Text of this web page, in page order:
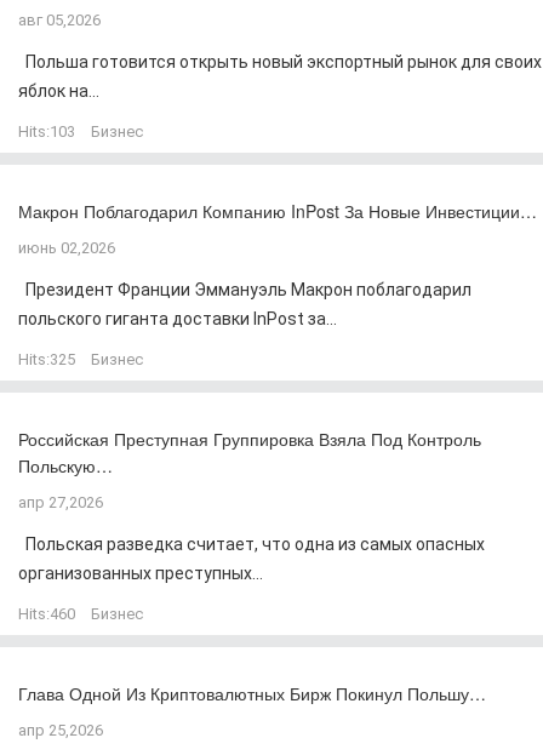
авг 05,2026
Польша готовится открыть новый экспортный рынок для своих
яблок на...
Hits:103 Бизнес
Макрон Поблагодарил Компанию InPost За Новые Инвестиции…
июнь 02,2026
Президент Франции Эммануэль Макрон поблагодарил
польского гиганта доставки InPost за...
Hits:325 Бизнес
Российская Преступная Группировка Взяла Под Контроль
Польскую…
апр 27,2026
Польская разведка считает, что одна из самых опасных
организованных преступных...
Hits:460 Бизнес
Глава Одной Из Криптовалютных Бирж Покинул Польшу…
апр 25,2026